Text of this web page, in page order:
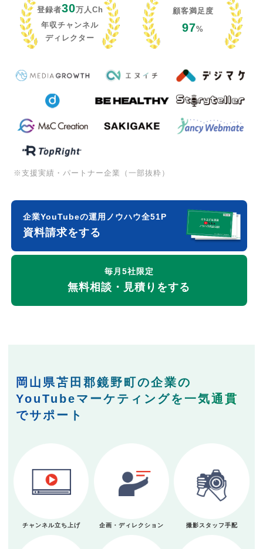
登録者30万人Ch
年収チャンネル
ディレクター
顧客満足度
97%
※支援実績・パートナー企業（一部抜粋）
企業YouTubeの運用ノウハウ全51P
資料請求をする
毎月5社限定
無料相談・見積りをする
岡山県苫田郡鏡野町の企業の
YouTubeマーケティングを一気通貫
でサポート
チャンネル立ち上げ 企画・ディレクション 撮影スタッフ手配